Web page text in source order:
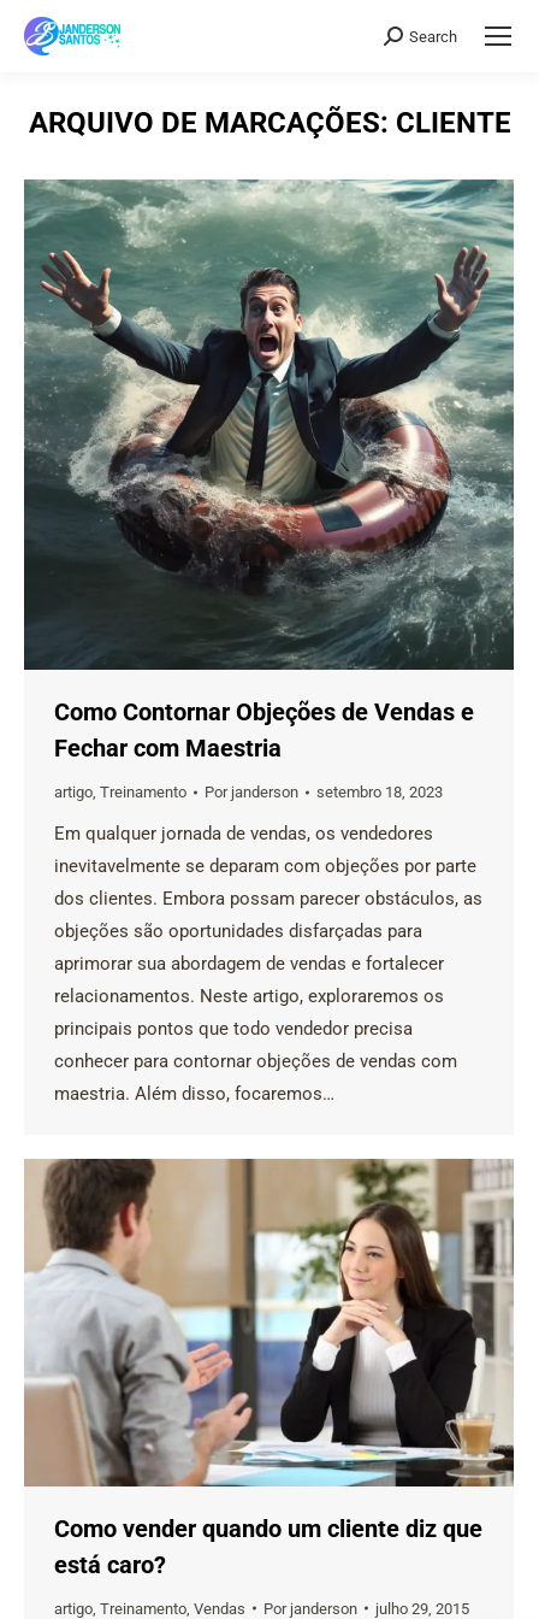
Search:
Search
ARQUIVO DE MARCAÇÕES: CLIENTE
Como Contornar Objeções de Vendas e
Fechar com Maestria
artigo, Treinamento Por janderson setembro 18, 2023
Em qualquer jornada de vendas, os vendedores
inevitavelmente se deparam com objeções por parte
dos clientes. Embora possam parecer obstáculos, as
objeções são oportunidades disfarçadas para
aprimorar sua abordagem de vendas e fortalecer
relacionamentos. Neste artigo, exploraremos os
principais pontos que todo vendedor precisa
conhecer para contornar objeções de vendas com
maestria. Além disso, focaremos…
Como vender quando um cliente diz que
está caro?
artigo Treinamento Vendas Por janderson julho 29, 2015